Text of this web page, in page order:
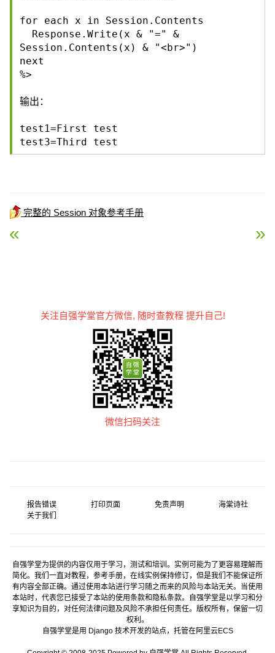
for each x in Session.Contents
Response.Write(x & "=" &
Session.Contents(x) & "<br>")
next
%>
输出：
test1=First test
test3=Third test
完整的 Session 对象参考手册
« ASP Abandon 方法 ASP
关注自强学堂官方微信, 随时查教程 提升自己!
微信扫码关注
报告错误 打印页面 免责声明
海棠诗社
关于我们
自强学堂为提供的内容仅用于学习，测试和培训。实例可能为了更容易理解而
简化。我们一直对教程，参考手册，在线实例保持修订，但是我们不能保证所
有内容全部正确。通过使用本站进行学习随之而来的风险与本站无关。当使用
本站时，代表您已接受了本站的使用条款和隐私条款。自强学堂是以学习和分
享知识为目的，对任何法律问题及风险不承担任何责任。版权所有，保留一切
权利。
自强学堂是用 Django技术开发的站点，托管在阿里云ECS